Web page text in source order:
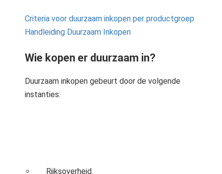
Criteria voor duurzaam inkopen per productgroep
Handleiding Duurzaam Inkopen
Wie kopen er duurzaam in?
Duurzaam inkopen gebeurt door de volgende
instanties:
Rijksoverheid